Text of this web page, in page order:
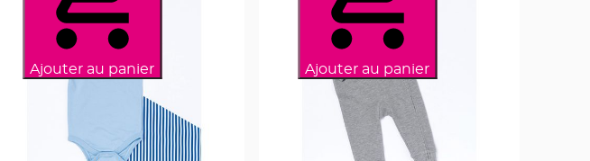
Ajouter au panier Ajouter au panier